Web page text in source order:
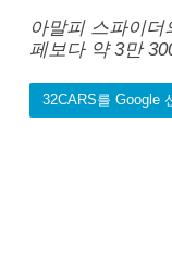
아말피 스파이
페보다 약 3만
32CARS를 Google